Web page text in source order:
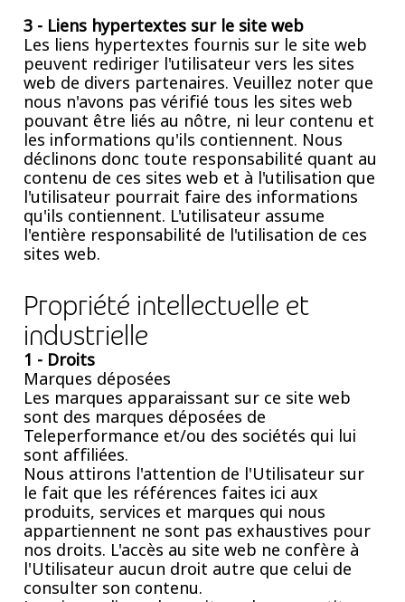
3 - Liens hypertextes sur le site web
Les liens hypertextes fournis sur le site web
peuvent rediriger l'utilisateur vers les sites
web de divers partenaires. Veuillez noter que
nous n'avons pas vérifié tous les sites web
pouvant être liés au nôtre, ni leur contenu et
les informations qu'ils contiennent. Nous
déclinons donc toute responsabilité quant au
contenu de ces sites web et à l'utilisation que
l'utilisateur pourrait faire des informations
qu'ils contiennent. L'utilisateur assume
l'entière responsabilité de l'utilisation de ces
sites web.
Propriété intellectuelle et
industrielle
1 - Droits
Marques déposées
Les marques apparaissant sur ce site web
sont des marques déposées de
Teleperformance et/ou des sociétés qui lui
sont affiliées.
Nous attirons l'attention de l'Utilisateur sur
le fait que les références faites ici aux
produits, services et marques qui nous
appartiennent ne sont pas exhaustives pour
nos droits. L'accès au site web ne confère à
l'Utilisateur aucun droit autre que celui de
consulter son contenu.